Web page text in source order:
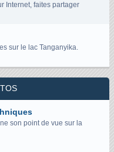
Internet, faites partager
sur le lac Tanganyika.
son point de vue sur la